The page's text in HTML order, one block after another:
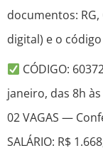
documentos:
digital) e o
CÓDIGO:
janeiro, das 8h às
02 VAGAS —
SALÁRIO: R$